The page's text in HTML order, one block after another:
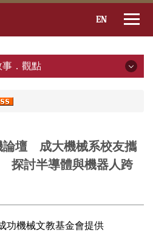
EN
事．觀點
論壇 成大機械系校友攜
探討半導體與機器人跨
機械文教基金會提供